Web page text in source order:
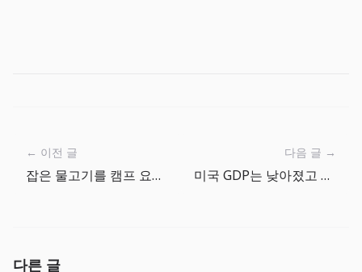
← 이전 글
잡은 물고기를 캠프 요리로: 더빅원 레시피 루프 읽기
다음 글 →
미국 GDP는 낮아졌고 물가는 높다: 금리 인하 기대를 다시 점검할 때
다른 글